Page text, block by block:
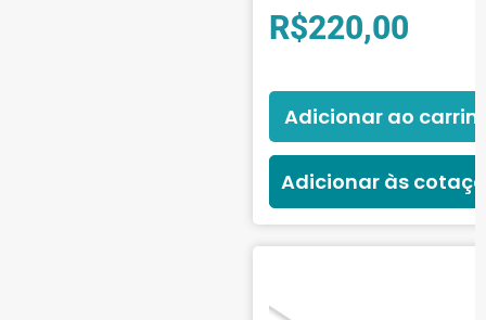
R$220,00
Adicionar ao
Adicionar às